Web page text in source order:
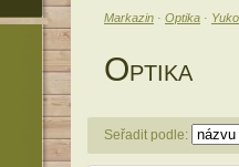
Markazin · Optika ·
OPTIKA
Seřadit podle: